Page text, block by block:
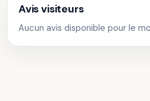
Avis visiteurs
Aucun avis disponible pour le